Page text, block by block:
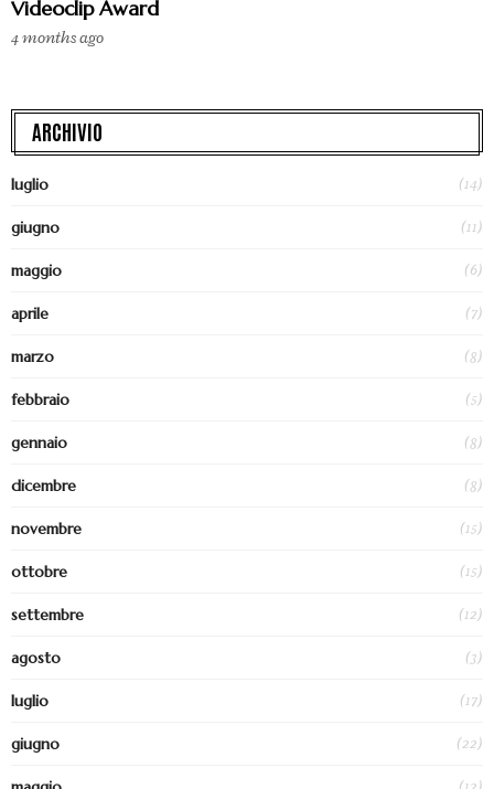
Videoclip Award
4 months ago
ARCHIVIO
luglio (14)
giugno (11)
maggio (6)
aprile (7)
marzo (8)
febbraio (5)
gennaio (8)
dicembre (8)
novembre (15)
ottobre (15)
settembre (12)
agosto (3)
luglio (17)
giugno (22)